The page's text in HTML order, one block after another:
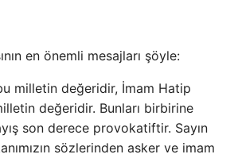
en önemli mesajları şöyle:
milletin değeridir, İmam Hatip
değeridir. Bunları birbirine
son derece provokatiftir. Sayın
sözlerinden asker ve imam